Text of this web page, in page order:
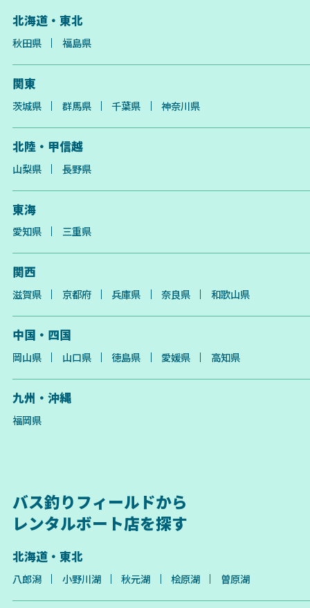
北海道・東北
秋田県 福島県
関東
茨城県 群馬県 千葉県 神奈川県
北陸・甲信越
山梨県 長野県
東海
愛知県 三重県
関西
滋賀県 京都府 兵庫県 奈良県 和歌山県
中国・四国
岡山県 山口県 徳島県 愛媛県 高知県
九州・沖縄
福岡県
バス釣りフィールドから
レンタルボート店を探す
北海道・東北
八郎潟 小野川湖 秋元湖 桧原湖 曽原湖